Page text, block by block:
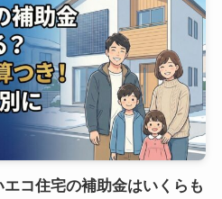
エコ住宅の補助金はいくらも